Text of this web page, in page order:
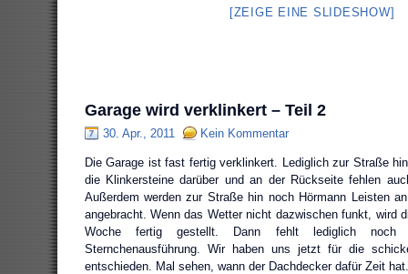
[ZEIGE EINE SLIDESHOW]
Garage wird verklinkert – Teil 2
30. Apr., 2011 Kein Kommentar
Die Garage ist fast fertig verklinkert. Lediglich zur Straße
die Klinkersteine darüber und an der Rückseite fehlen
Außerdem werden zur Straße hin noch Hörmann Leisten
angebracht. Wenn das Wetter nicht dazwischen funkt, wird
Woche fertig gestellt. Dann fehlt lediglich noch
Sternchenausführung. Wir haben uns jetzt für die
entschieden. Mal sehen, wann der Dachdecker dafür Zeit hat.